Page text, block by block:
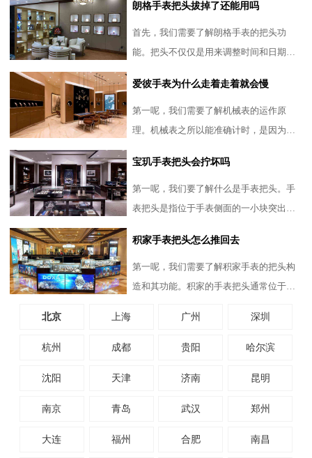
朗格手表把头拔掉了还能用吗
首先，我们需要了解朗格手表的把头功
能。把头不仅仅是用来调整时间和日期的
的连接点。当把头被拔掉，
爱彼手表为什么走着走着就会慢
第一呢，我们需要了解机械表的运作原
理。机械表之所以能准确计时，是因为内
能量。然而，这些精密的齿
宝玑手表把头会拧坏吗
第一呢，我们要了解什么是手表把头。手
表把头是指位于手表侧面的一小块突出部
期或者给机械表上弦。对
积家手表把头怎么推回去
第一呢，我们需要了解积家手表的把头构
造和其功能。积家的手表把头通常位于表
北京 上海 广州 深圳
杭州 成都 贵阳 哈尔滨
沈阳 天津 济南 昆明
南京 青岛 武汉 郑州
大连 福州 合肥 南昌